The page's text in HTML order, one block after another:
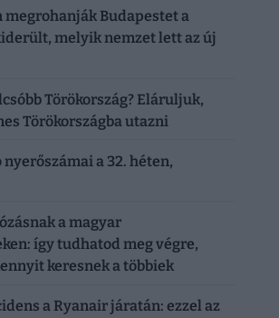
megrohanják Budapestet a
melyik nemzet lett az új
Törökország? Eláruljuk,
Törökországba utazni
a 32. héten,
a magyar
így tudhatod meg végre,
keresnek a többiek
a Ryanair járatán: ezzel az